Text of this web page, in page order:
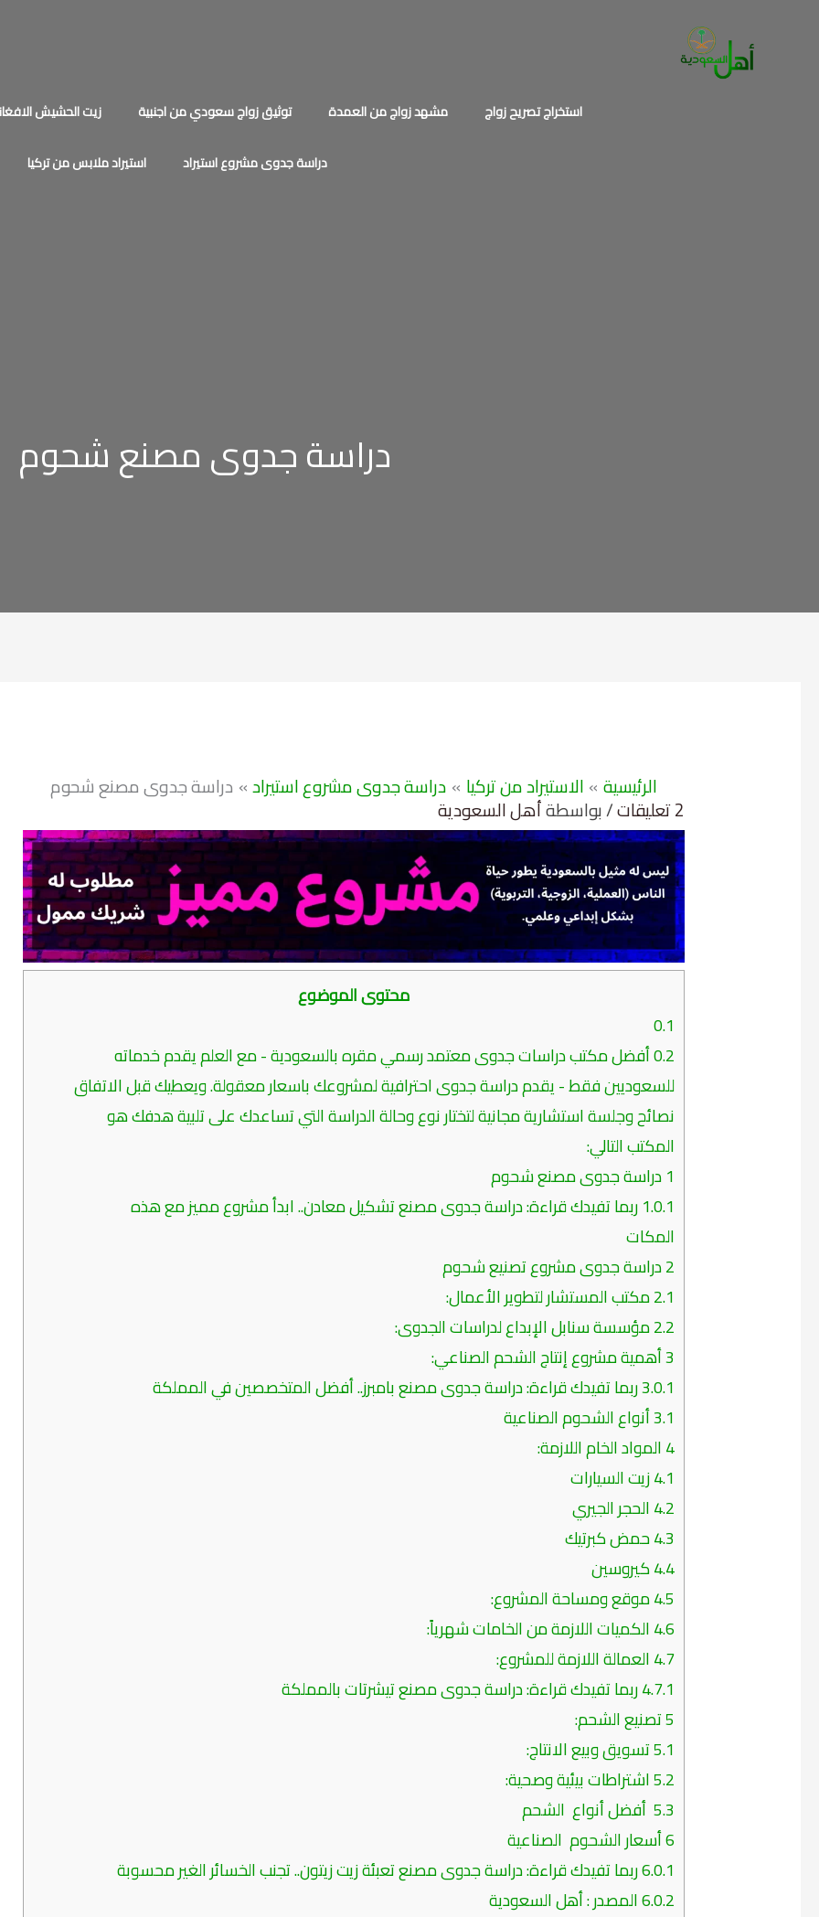
استخراج تصريح زواج مشهد زواج من العمدة توثيق زواج سعودي من اجنبية زيت الحشيش
دراسة جدوى مشروع استيراد استيراد ملابس من تركيا
دراسة جدوى مصنع شحوم
الرئيسية الاستيراد من تركيا دراسة جدوى مشروع استيراد دراسة جدوى مصنع شحوم
2 تعليقات / بواسطةأهل السعودية
محتوى الموضوع
0.1
0.2أفضل مكتب دراسات جدوى معتمد رسمي مقره بالسعودية - مع العلم يقدم خدماته
للسعوديين فقط - يقدم دراسة جدوى احترافية لمشروعك باسعار معقولة. ويعطيك قبل الاتفاق
نصائح وجلسة استشارية مجانية لتختار نوع وحالة الدراسة التي تساعدك على تلبية هدفك هو
المكتب التالي:
1دراسة جدوى مصنع شحوم
1.0.1ربما تفيدك قراءة: دراسة جدوى مصنع تشكيل معادن.. ابدأ مشروع مميز مع هذه
المكات
2دراسة جدوى مشروع تصنيع شحوم
2.1مكتب المستشار لتطوير الأعمال:
2.2مؤسسة سنابل الإبداع لدراسات الجدوى:
3أهمية مشروع إنتاج الشحم الصناعي:
3.0.1ربما تفيدك قراءة: دراسة جدوى مصنع بامبرز.. أفضل المتخصصين في المملكة
3.1أنواع الشحوم الصناعية
4المواد الخام اللازمة:
4.1زيت السيارات
4.2الحجر الجيري
4.3حمض كبرتيك
4.4كيروسين
4.5موقع ومساحة المشروع:
4.6الكميات اللازمة من الخامات شهرياً:
4.7العمالة اللازمة للمشروع:
4.7.1ربما تفيدك قراءة: دراسة جدوى مصنع تيشرتات بالمملكة
5تصنيع الشحم:
5.1تسويق وبيع الانتاج:
5.2اشتراطات بيئية وصحية:
5.3أفضل أنواع الشحم
6أسعار الشحوم الصناعية
6.0.1ربما تفيدك قراءة: دراسة جدوى مصنع تعبئة زيت زيتون.. تجنب الخسائر الغير محسوبة
6.0.2المصدر : أهل السعودية